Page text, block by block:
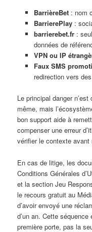
BarrièreBet: nom
BarrierePlay:
barrierebet.fr: seul
données de
VPN ou IP
Faux SMS
redirection vers
Le principal danger
même, mais
bon support aide à
compenser une erreur
vérifier le contexte avant
En cas de litige, les
Conditions Générales
et la section Jeu
le recours gratuit au
d’avoir envoyé une
d’un an. Cette
première porte, pas la